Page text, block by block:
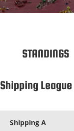
STANDINGS
Shipping League
Shipping A